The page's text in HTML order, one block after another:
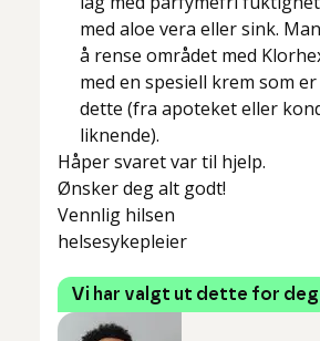
med aloe vera eller sink.
å rense området med
med en spesiell krem som
dette (fra apoteket eller
liknende).
Håper svaret var til hjelp.
Ønsker deg alt godt!
Vennlig hilsen
helsesykepleier
Vi har valgt ut dette for deg